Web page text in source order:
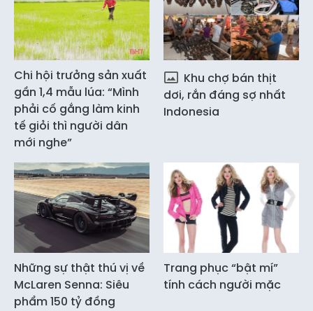
Chi hội trưởng sản xuất
gần 1,4 mẫu lúa: “Mình
phải cố gắng làm kinh
tế giỏi thì người dân
mới nghe”
Khu chợ bán thịt
dơi, rắn đáng sợ nhất
Indonesia
Những sự thật thú vị về
McLaren Senna: Siêu
phẩm 150 tỷ đồng
Trang phục “bật mí”
tính cách người mặc